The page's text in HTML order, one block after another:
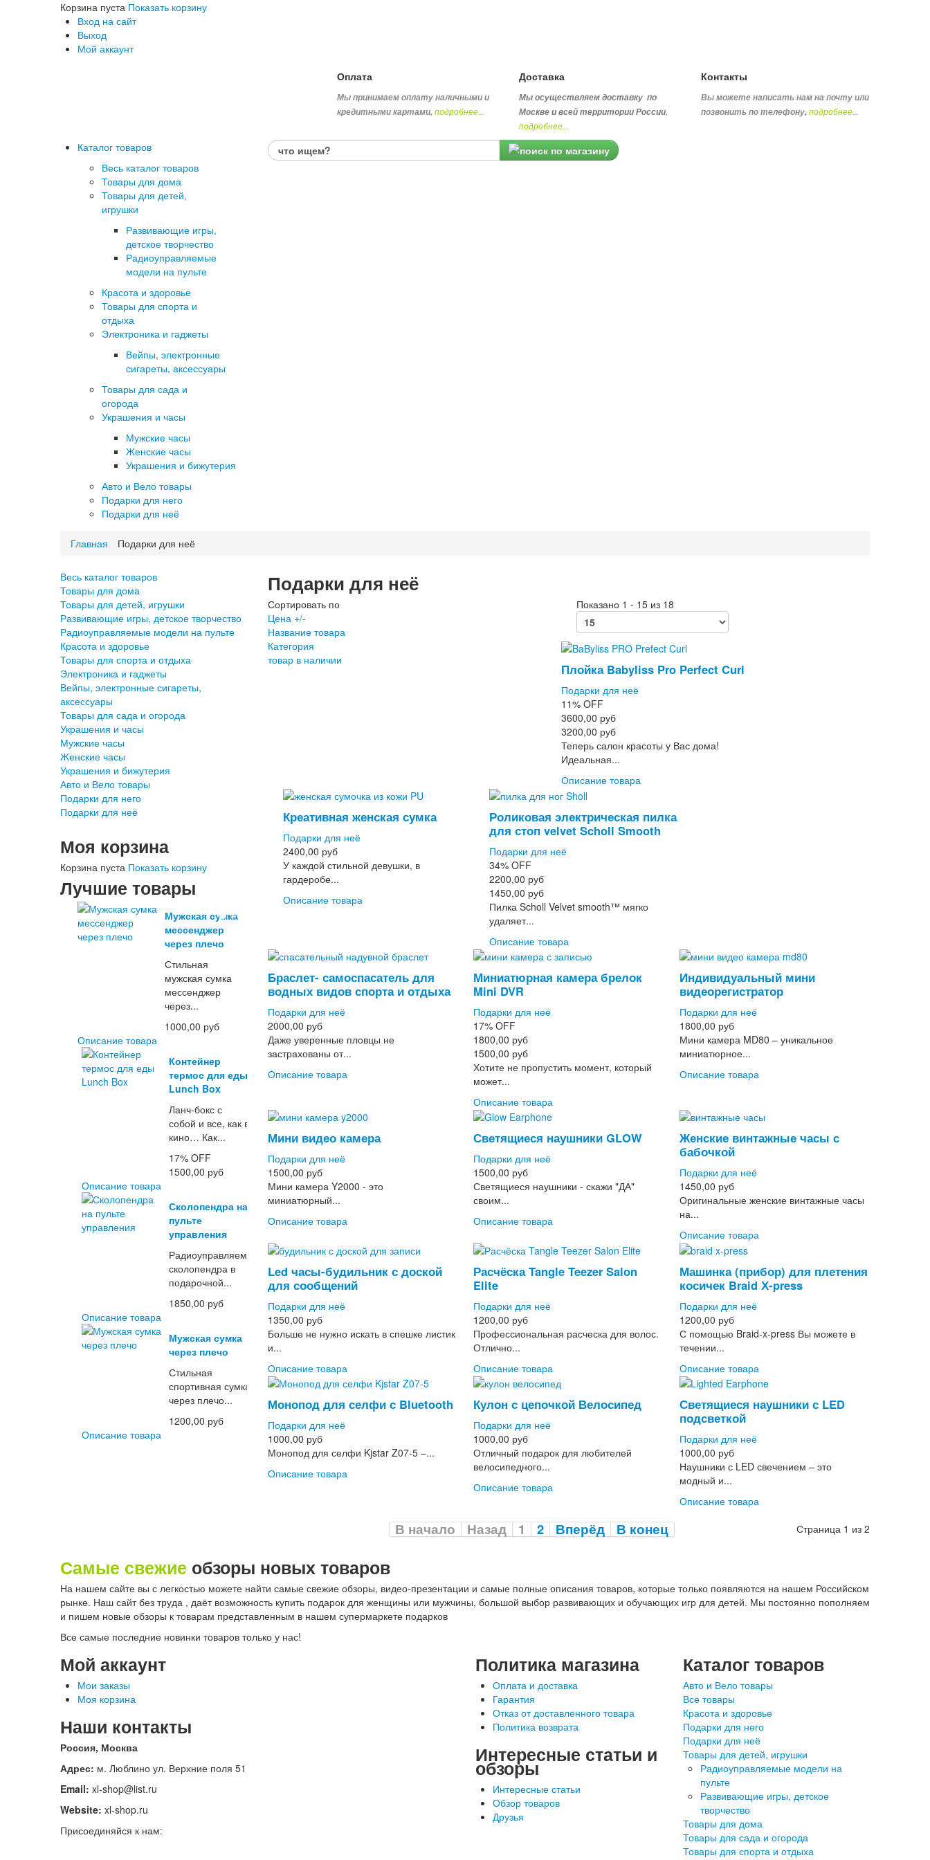
Корзина пуста Показать корзину
Вход на сайт
Выход
Мой аккаунт
Оплата
Мы принимаем оплату наличными и
кредитными картами,подробнее...
Доставка
Мы осуществляем доставку по
Москве и всей территории России,
подробнее...
Контакты
Вы можете написать нам на почту или
позвонить по телефону, подробнее...
Каталог товаров
Весь каталог товаров
Товары для дома
Товары для детей,
игрушки
Развивающие игры,
детское творчество
Радиоуправляемые
модели на пульте
Красота и здоровье
Товары для спорта и
отдыха
Электроника и гаджеты
Вейпы, электронные
сигареты, аксессуары
Товары для сада и
огорода
Украшения и часы
Мужские часы
Женские часы
Украшения и бижутерия
Авто и Вело товары
Подарки для него
Подарки для неё
Главная Подарки для неё
Весь каталог товаров
Товары для дома
Товары для детей, игрушки
Развивающие игры, детское творчество
Радиоуправляемые модели на пульте
Красота и здоровье
Товары для спорта и отдыха
Электроника и гаджеты
Вейпы, электронные сигареты,
аксессуары
Товары для сада и огорода
Украшения и часы
Мужские часы
Женские часы
Украшения и бижутерия
Авто и Вело товары
Подарки для него
Подарки для неё
Моя корзина
Корзина пуста Показать корзину
Лучшие товары
Мужская сумка
мессенджер
через плечо
Стильная
мужская сумка
мессенджер
через...
1000,00 руб
Описание товара
Контейнер
термос для еды
Lunch Box
Ланч-бокс с
собой и все, как в
кино… Как...
17%OFF
1500,00 руб
Описание товара
Сколопендра на
пульте
управления
Радиоуправляемая
сколопендра в
подарочной...
1850,00 руб
Описание товара
Мужская сумка
через плечо
Стильная
спортивная сумка
через плечо...
1200,00 руб
Описание товара
Подарки для неё
Сортировать по
Цена +/-
Название товара
Категория
товар в наличии
Показано 1 - 15 из 18
Плойка Babyliss Pro Perfect Curl
Подарки для неё
11%OFF
3600,00 руб
3200,00 руб
Теперь салон красоты у Вас дома!
Идеальная...
Описание товара
Креативная женская сумка
Подарки для неё
2400,00 руб
У каждой стильной девушки, в
гардеробе...
Описание товара
Роликовая электрическая пилка
для стоп velvet Scholl Smooth
Подарки для неё
34%OFF
2200,00 руб
1450,00 руб
Пилка Scholl Velvet smooth™ мягко
удаляет...
Описание товара
Браслет- самоспасатель для
водных видов спорта и отдыха
Подарки для неё
2000,00 руб
Даже уверенные пловцы не
застрахованы от...
Описание товара
Миниатюрная камера брелок
Mini DVR
Подарки для неё
17% OFF
1800,00 руб
1500,00 руб
Хотите не пропустить момент, который
может...
Описание товара
Индивидуальный мини
видеорегистратор
Подарки для неё
1800,00 руб
Мини камера MD80 – уникальное
миниатюрное...
Описание товара
Мини видео камера
Подарки для неё
1500,00 руб
Мини камера Y2000 - это
миниатюрный...
Описание товара
Светящиеся наушники GLOW
Подарки для неё
1500,00 руб
Светящиеся наушники - скажи "ДА"
своим...
Описание товара
Женские винтажные часы с
бабочкой
Подарки для неё
1450,00 руб
Оригинальные женские винтажные часы
на...
Описание товара
Led часы-будильник с доской
для сообщений
Подарки для неё
1350,00 руб
Больше не нужно искать в спешке листик
и...
Описание товара
Расчёска Tangle Teezer Salon
Elite
Подарки для неё
1200,00 руб
Профессиональная расческа для волос.
Отлично...
Описание товара
Машинка (прибор) для плетения
косичек Braid Х-press
Подарки для неё
1200,00 руб
С помощью Braid-x-press Вы можете в
течении...
Описание товара
Монопод для селфи с Bluetooth
Подарки для неё
1000,00 руб
Монопод для селфи Kjstar Z07-5 –...
Описание товара
Кулон с цепочкой Велосипед
Подарки для неё
1000,00 руб
Отличный подарок для любителей
велосипедного...
Описание товара
Светящиеся наушники с LED
подсветкой
Подарки для неё
1000,00 руб
Наушники с LED свечением – это
модный и...
Описание товара
В начало Назад 1 2 Вперёд В конец Страница 1 из 2
Самые свежие обзоры новых товаров
На нашем сайте вы с легкостью можете найти самые свежие обзоры, видео-презентации и самые полные описания товаров, которые только появляются на нашем Российском
рынке. Наш сайт без труда , даёт возможность купить подарок для женщины или мужчины, большой выбор развивающих и обучающих игр для детей. Мы постоянно пополняем
и пишем новые обзоры к товарам представленным в нашем супермаркете подарков
Все самые последние новинки товаров только у нас!
Мой аккаунт
Мои заказы
Моя корзина
Наши контакты
Россия, Москва
Адрес: м. Люблино ул. Верхние поля 51
Email: xl-shop@list.ru
Website: xl-shop.ru
Присоединяйся к нам:
Политика магазина
Оплата и доставка
Гарантия
Отказ от доставленного товара
Политика возврата
Интересные статьи и
обзоры
Интересные статьи
Обзор товаров
Друзья
Каталог товаров
Авто и Вело товары
Все товары
Красота и здоровье
Подарки для него
Подарки для неё
Товары для детей, игрушки
Радиоуправляемые модели на
пульте
Развивающие игры, детское
творчество
Товары для дома
Товары для сада и огорода
Товары для спорта и отдыха